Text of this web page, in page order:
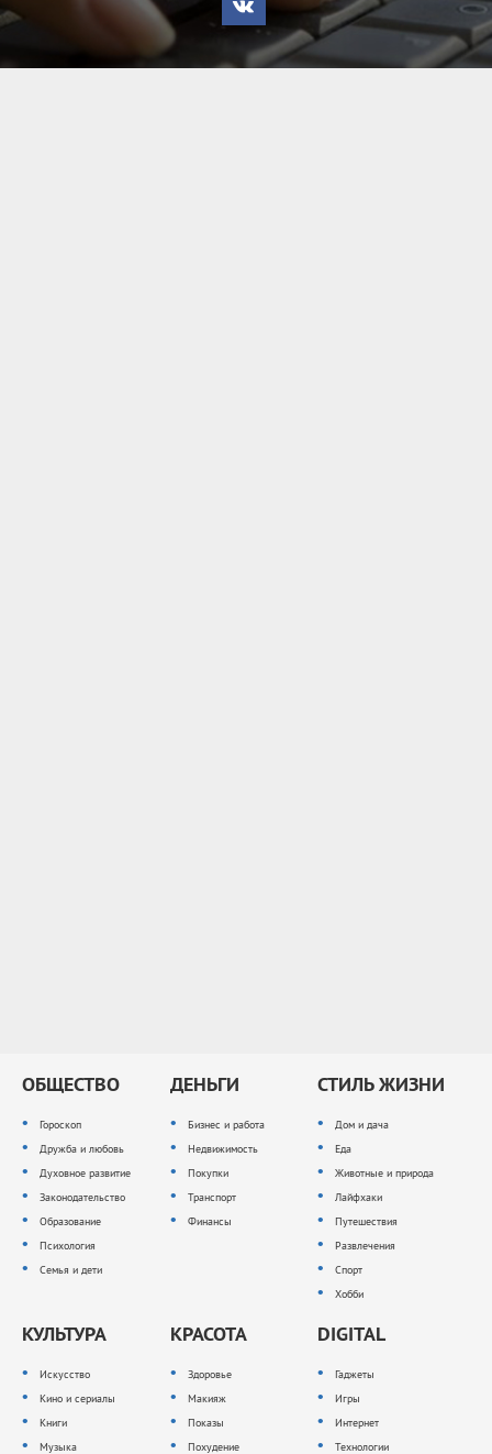
ОБЩЕСТВО
Гороскоп
Дружба и любовь
Духовное развитие
Законодательство
Образование
Психология
Семья и дети
ДЕНЬГИ
Бизнес и работа
Недвижимость
Покупки
Транспорт
Финансы
СТИЛЬ ЖИЗНИ
Дом и дача
Еда
Животные и природа
Лайфхаки
Путешествия
Развлечения
Спорт
Хобби
КУЛЬТУРА
Искусство
Кино и сериалы
Книги
Музыка
КРАСОТА
Здоровье
Макияж
Показы
Похудение
DIGITAL
Гаджеты
Игры
Интернет
Технологии